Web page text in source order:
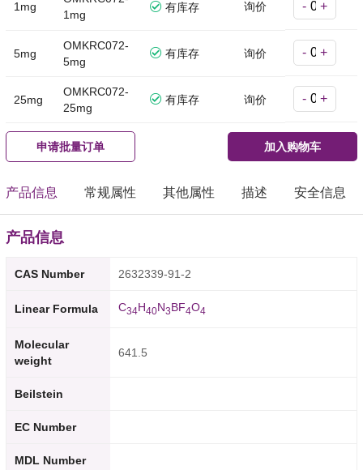
1mg
1mg
有库存 询价 - +
5mg
OMKRC072-
5mg
有库存 询价 - +
25mg
OMKRC072-
25mg
有库存 询价 - +
申请批量订单 加入购物车
产品信息 常规属性 其他属性 描述 安全信息
产品信息
CAS Number 2632339-91-2
Linear Formula C34H40N3BF4O4
Molecular
weight
641.5
Beilstein
EC Number
MDL Number